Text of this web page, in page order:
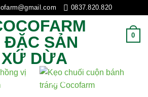
0837.820.820
0
- 12%